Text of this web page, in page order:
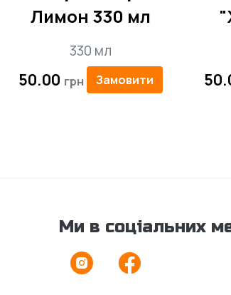
Лимон 330 мл
330 мл
50.00 Замовити
Ми в соціальних